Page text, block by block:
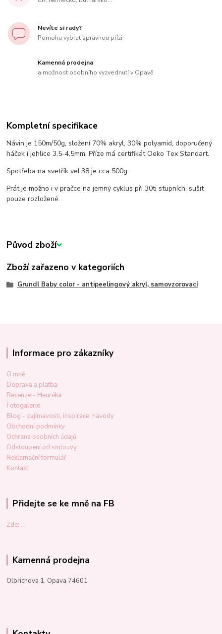
Nevíte si rady?
Pomohu vybrat správnou přízi
Kamenná prodejna
a možnost osobního vyzvednutí v Opavě
Kompletní specifikace
Návin je 150m/50g, složení 70% akryl, 30% polyamid, doporučený
háček i jehlice 3,5-4,5mm. Příze má certifikát Oeko Tex Standart.
Spotřeba na svetřík vel.38 je cca 500g.
Prát je možno i v pračce na jemný cyklus při 30ti stupních, sušit
pouze rozložené.
Původ zboží
Zboží zařazeno v kategoriích
Grundl Baby color - antipeelingový akryl, samovzorovací
Informace pro zákazníky
O mně
Doprava a platba
Recenze - Heuréka
Fotogalerie
Blog - zajímavosti, inspirace, návody
Obchodní podmínky
Ochrana osobních údajů
Odstoupení od smlouvy
Reklamační formulář
Kontakt
Přidejte se ke mně na FB
Zde: ...
Kamenná prodejna
Olbrichova 1, Opava 74601